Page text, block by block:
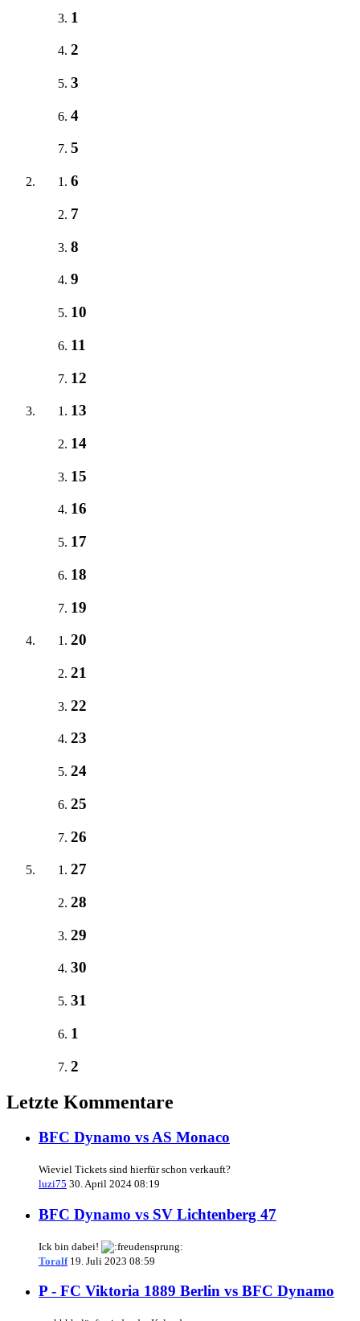
1
2
3
4
5
6
7
8
9
10
11
12
13
14
15
16
17
18
19
20
21
22
23
24
25
26
27
28
29
30
31
1
2
Letzte Kommentare
BFC Dynamo vs AS Monaco
Wieviel Tickets sind hierfür schon verkauft?
luzi75 30. April 2024 08:19
BFC Dynamo vs SV Lichtenberg 47
Ick bin dabei!
Toralf 19. Juli 2023 08:59
P - FC Viktoria 1889 Berlin vs BFC Dynamo